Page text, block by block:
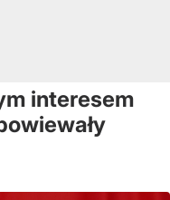
interesem